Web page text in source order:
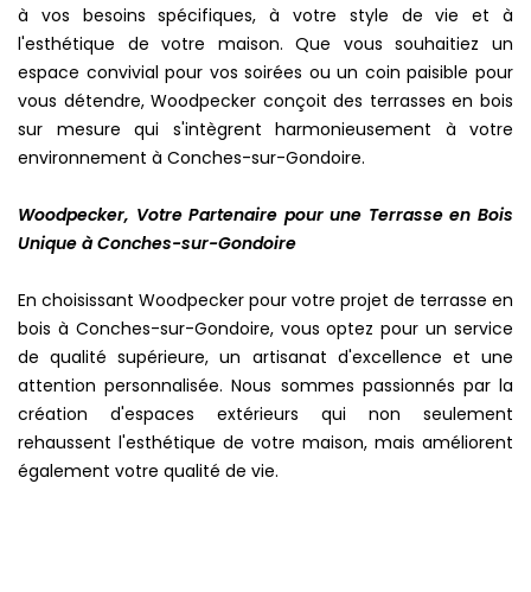
à vos besoins spécifiques, à votre style de vie et à
l'esthétique de votre maison. Que vous souhaitiez un
espace convivial pour vos soirées ou un coin paisible pour
vous détendre, Woodpecker conçoit des terrasses en bois
sur mesure qui s'intègrent harmonieusement à votre
environnement à Conches-sur-Gondoire.
Woodpecker, Votre Partenaire pour une Terrasse en Bois
Unique à Conches-sur-Gondoire
En choisissant Woodpecker pour votre projet de terrasse en
bois à Conches-sur-Gondoire, vous optez pour un service
de qualité supérieure, un artisanat d'excellence et une
attention personnalisée. Nous sommes passionnés par la
création d'espaces extérieurs qui non seulement
rehaussent l'esthétique de votre maison, mais améliorent
également votre qualité de vie.